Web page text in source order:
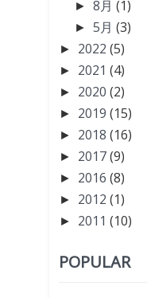
►8月 (1)
►5月 (3)
► 2022 (5)
► 2021 (4)
► 2020 (2)
► 2019 (15)
► 2018 (16)
► 2017(9)
► 2016 (8)
► 2012 (1)
► 2011 (10)
POPULAR